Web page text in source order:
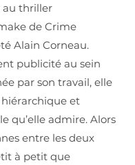
au thriller
de Crime
Alain Corneau.
publicité au sein
par son travail, elle
et
qu’elle admire. Alors
entre les deux
à petit que